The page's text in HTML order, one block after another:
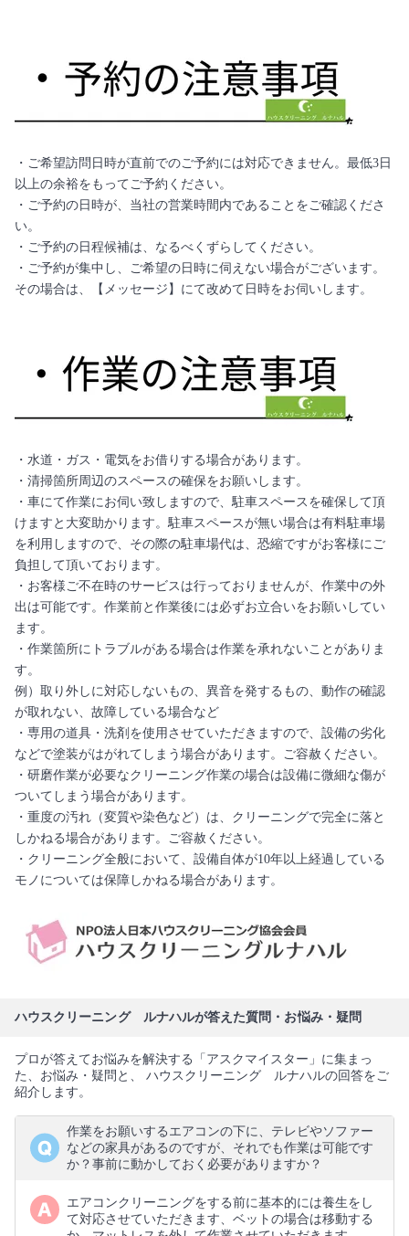
・ご希望訪問日時が直前でのご予約には対応できません。最低3日
以上の余裕をもってご予約ください。
・ご予約の日時が、当社の営業時間内であることをご確認くださ
い。
・ご予約の日程候補は、なるべくずらしてください。
・ご予約が集中し、ご希望の日時に伺えない場合がございます。
その場合は、【メッセージ】にて改めて日時をお伺いします。
・水道・ガス・電気をお借りする場合があります。
・清掃箇所周辺のスペースの確保をお願いします。
・車にて作業にお伺い致しますので、駐車スペースを確保して頂
けますと大変助かります。駐車スペースが無い場合は有料駐車場
を利用しますので、その際の駐車場代は、恐縮ですがお客様にご
負担して頂いております。
・お客様ご不在時のサービスは行っておりませんが、作業中の外
出は可能です。作業前と作業後には必ずお立合いをお願いしてい
ます。
・作業箇所にトラブルがある場合は作業を承れないことがありま
す。
例）取り外しに対応しないもの、異音を発するもの、動作の確認
が取れない、故障している場合など
・専用の道具・洗剤を使用させていただきますので、設備の劣化
などで塗装がはがれてしまう場合があります。ご容赦ください。
・研磨作業が必要なクリーニング作業の場合は設備に微細な傷が
ついてしまう場合があります。
・重度の汚れ（変質や染色など）は、クリーニングで完全に落と
しかねる場合があります。ご容赦ください。
・クリーニング全般において、設備自体が10年以上経過している
モノについては保障しかねる場合があります。
ハウスクリーニング ルナハルが答えた質問・お悩み・疑問
プロが答えてお悩みを解決する「アスクマイスター」に集まっ
た、お悩み・疑問と、 ハウスクリーニング ルナハルの回答をご
紹介します。
作業をお願いするエアコンの下に、テレビやソファー
などの家具があるのですが、それでも作業は可能です
か？事前に動かしておく必要がありますか？
エアコンクリーニングをする前に基本的には養生をし
て対応させていただきます、ベットの場合は移動する